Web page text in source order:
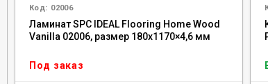
Код: 02006
Ламинат SPC IDEAL Flooring Home Wood
Vanilla 02006, размер 180x1170×4,6 мм
Под заказ